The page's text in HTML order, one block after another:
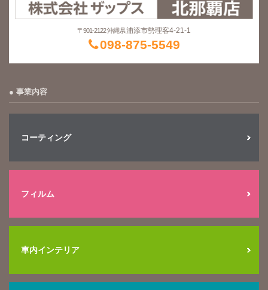
〒901-2122 沖縄県浦添市勢理客4-21-1
098-875-5549
事業内容
コーティング
フィルム
車内インテリア